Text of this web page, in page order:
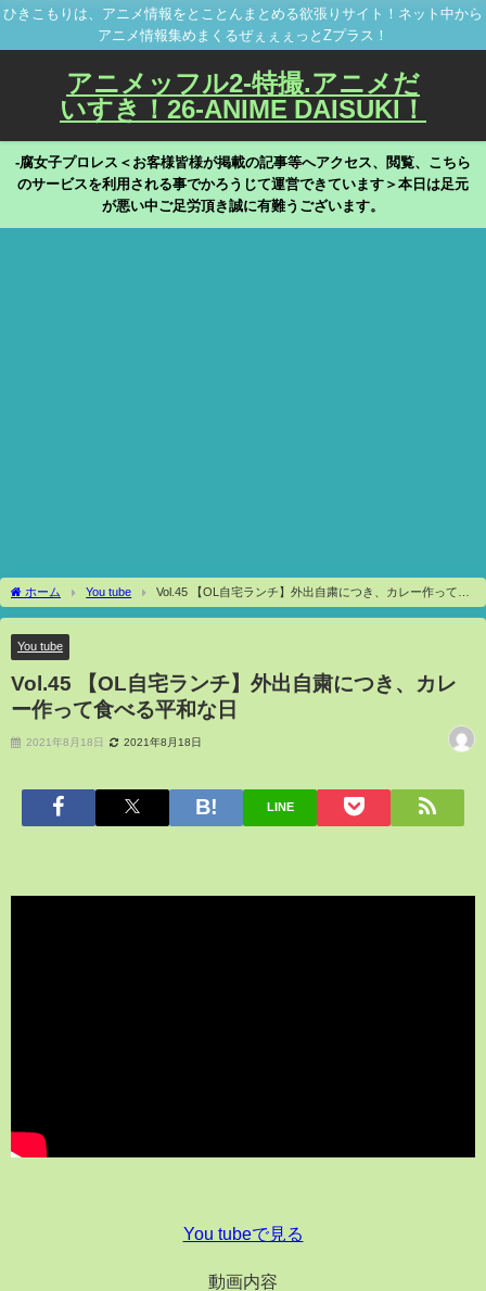
ひきこもりは、アニメ情報をとことんまとめる欲張りサイト！ネット中から
アニメ情報集めまくるぜぇぇぇっとZプラス！
アニメッフル2-特撮.アニメだ
いすき！26-ANIME DAISUKI！
-腐女子プロレス＜お客様皆様が掲載の記事等へアクセス、閲覧、こちら
のサービスを利用される事でかろうじて運営できています＞本日は足元
が悪い中ご足労頂き誠に有難うございます。
ホーム You tube
Vol.45 【OL自宅ランチ】外出自粛につき、カレー作って食
べる平和な日
You tube
Vol.45 【OL自宅ランチ】外出自粛につき、カレ
ー作って食べる平和な日
2021年8月18日 2021年8月18日
LINE
You tubeで見る
動画内容